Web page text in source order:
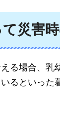
災害
る場合、乳
るといった